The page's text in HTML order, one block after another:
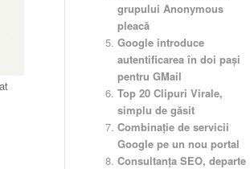
grupului Anonymous
pleacă
Google introduce
autentificarea în doi paşi
pentru GMail
Top 20 Clipuri Virale,
simplu de găsit
Combinaţie de servicii
Google pe un nou portal
Consultanţa SEO, departe